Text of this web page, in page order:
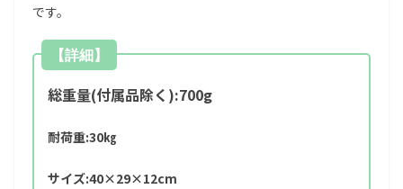
です。
【詳細】
総重量(付属品除く):700g
耐荷重:30㎏
サイズ:40×29×12cm